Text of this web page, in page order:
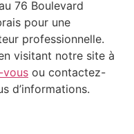
76 Boulevard
pour une
professionnelle.
visitant notre site à
vous ou contactez-
d’informations.